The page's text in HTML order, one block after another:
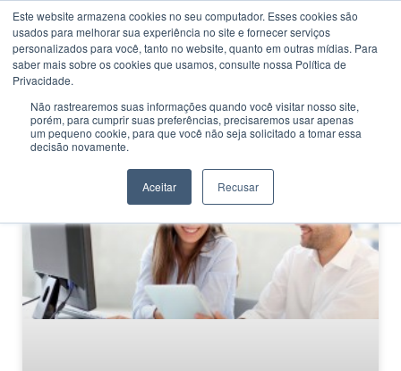
Este website armazena cookies no seu computador. Esses cookies são
usados ​​para melhorar sua experiência no site e fornecer serviços
personalizados para você, tanto no website, quanto em outras mídias. Para
saber mais sobre os cookies que usamos, consulte nossa Política de
Privacidade.
Não rastrearemos suas informações quando você visitar nosso site,
porém, para cumprir suas preferências, precisaremos usar apenas
um pequeno cookie, para que você não seja solicitado a tomar essa
decisão novamente.
Aceitar Recusar
CATEGORIA
Educação em BH